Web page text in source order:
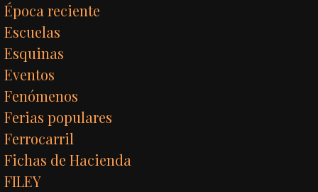
Época reciente
Escuelas
Esquinas
Eventos
Fenómenos
Ferias populares
Ferrocarril
Fichas de Hacienda
FILEY